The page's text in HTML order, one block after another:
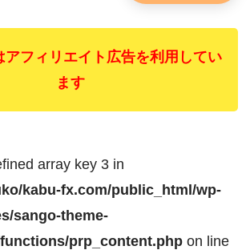
アフィリエイト広告を利用してい
ます
array key 3 in
kabu-fx.com/public_html/wp-
sango-theme-
prp_content.php on line